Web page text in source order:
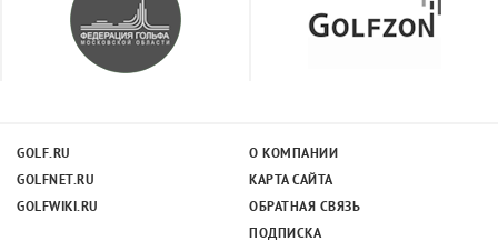
GOLF.RU
GOLFNET.RU
GOLFWIKI.RU
О КОМПАНИИ
КАРТА САЙТА
ОБРАТНАЯ СВЯЗЬ
ПОДПИСКА